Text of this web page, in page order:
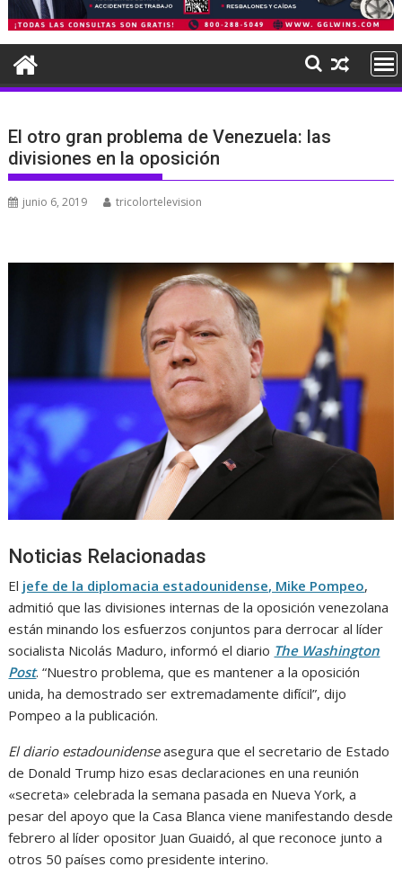
El otro gran problema de Venezuela: las
divisiones en la oposición
junio 6, 2019 tricolortelevision
Noticias Relacionadas
El jefe de la diplomacia estadounidense, Mike Pompeo,
admitió que las divisiones internas de la oposición venezolana
están minando los esfuerzos conjuntos para derrocar al líder
socialista Nicolás Maduro, informó el diario The Washington
Post. “Nuestro problema, que es mantener a la oposición
unida, ha demostrado ser extremadamente difícil”, dijo
Pompeo a la publicación.
El diario estadounidenseasegura que el secretario de Estado
de Donald Trump hizo esas declaraciones en una reunión
«secreta» celebrada la semana pasada en Nueva York, a
pesar del apoyo que la Casa Blanca viene manifestando desde
febrero al líder opositor Juan Guaidó, al que reconoce junto a
otros 50 países como presidente interino.